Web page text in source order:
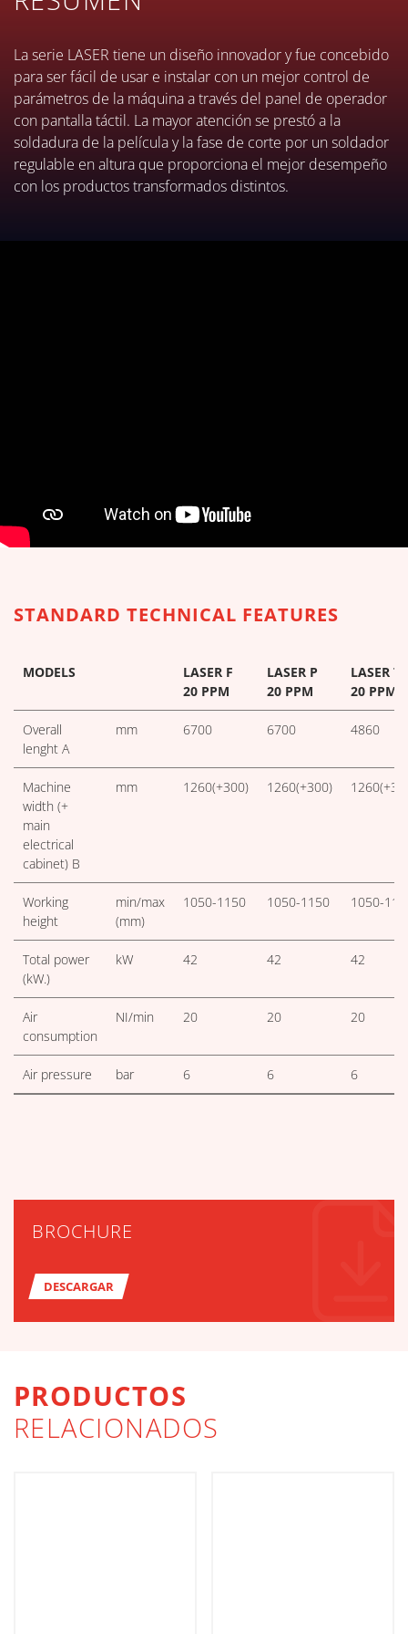
La serie LASER tiene un diseño innovador y fue concebido
para ser fácil de usar e instalar con un mejor control de
parámetros de la máquina a través del panel de operador
con pantalla táctil. La mayor atención se prestó a la
soldadura de la película y la fase de corte por un soldador
regulable en altura que proporciona el mejor desempeño
con los productos transformados distintos.
STANDARD TECHNICAL FEATURES
MODELS
LASER F
20 PPM
LASER P
20 PPM
LASER T
20 PPM
Overall
lenght A
mm 6700 6700 4860
Machine
width (+
main
electrical
cabinet) B
mm 1260(+300) 1260(+300)
Working
height
min/max
(mm)
1050-1150 1050-1150 1050-
Total power
(kW.)
kW 42 42 42
Air
consumption
NI/min 20 20 20
Air pressure bar 6 6 6
BROCHURE
DESCARGAR
PRODUCTOS
RELACIONADOS